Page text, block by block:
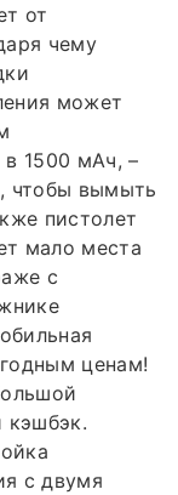
от
чему
может
в 1500 мАч, –
чтобы вымыть
пистолет
мало места
с
ценам!
кэшбэк.
с двумя